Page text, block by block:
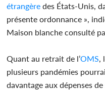
étrangère des États-Unis,
présente ordonnance »,
Maison blanche consulté
Quant au retrait de l’OMS
plusieurs pandémies
davantage aux dépenses de